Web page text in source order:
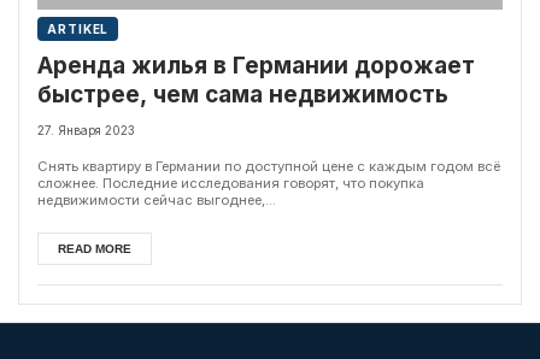
ARTIKEL
Аренда жилья в Германии дорожает
быстрее, чем сама недвижимость
27. Января 2023
Снять квартиру в Германии по доступной цене с каждым годом всё
сложнее. Последние исследования говорят, что покупка
недвижимости сейчас выгоднее,...
READ MORE